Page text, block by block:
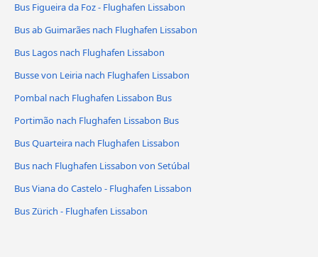
Bus Figueira da Foz - Flughafen Lissabon
Bus ab Guimarães nach Flughafen Lissabon
Bus Lagos nach Flughafen Lissabon
Busse von Leiria nach Flughafen Lissabon
Pombal nach Flughafen Lissabon Bus
Portimão nach Flughafen Lissabon Bus
Bus Quarteira nach Flughafen Lissabon
Bus nach Flughafen Lissabon von Setúbal
Bus Viana do Castelo - Flughafen Lissabon
Bus Zürich - Flughafen Lissabon